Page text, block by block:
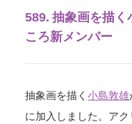
589. 抽象画を描
ころ新メンバー
抽象画を描く小島敦雄
に加入しました。ア